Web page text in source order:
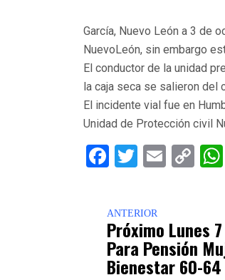
García, Nuevo León a 3 de
NuevoLeón, sin embargo
El conductor de la unidad
la caja seca se salieron del
El incidente vial fue en
Unidad de Protección civil
Facebook
Twitter
Email
ANTERIOR
Próximo Lunes
Para Pensión
Bienestar 60-64